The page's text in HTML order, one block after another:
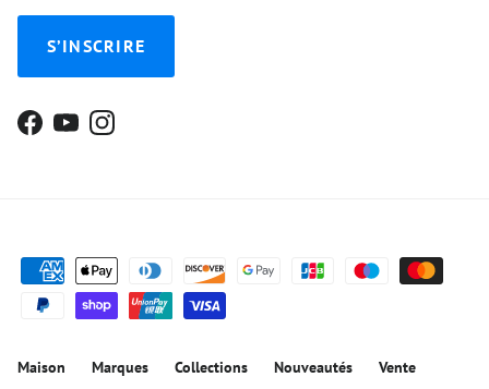
S’INSCRIRE
Facebook
YouTubeInstagram
Maison Marques Collections Nouveautés
Vente